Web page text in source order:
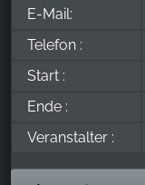
E-Mail:
Telefon :
Start :
Ende :
Veranstalter :